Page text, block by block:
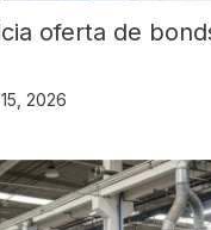
oferta de
2026